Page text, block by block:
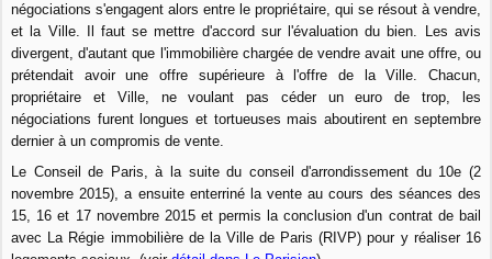
négociations s'engagent alors entre le propriétaire, qui se résout à vendre,
et la Ville. Il faut se mettre d'accord sur l'évaluation du bien. Les avis
divergent, d'autant que l'immobilière chargée de vendre avait une offre, ou
prétendait avoir une offre supérieure à l'offre de la Ville. Chacun,
propriétaire et Ville, ne voulant pas céder un euro de trop, les
négociations furent longues et tortueuses mais aboutirent en septembre
dernier à un compromis de vente.
Le Conseil de Paris, à la suite du conseil d'arrondissement du 10e (2
novembre 2015), a ensuite enterriné la vente au cours des séances des
15, 16 et 17 novembre 2015 et permis la conclusion d'un contrat de bail
avec La Régie immobilière de la Ville de Paris (RIVP) pour y réaliser 16